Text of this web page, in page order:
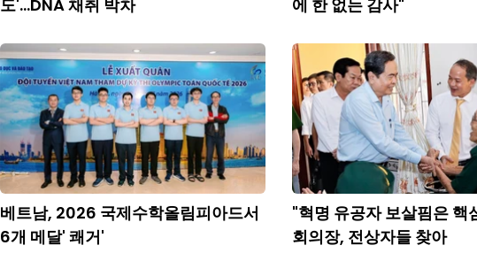
도'...DNA 채취 박차
에 한 없는 감사"
베트남, 2026 국제수학올림피아드서
6개 메달' 쾌거'
"혁명 유공자 보살핌은 핵
회의장, 전상자들 찾아